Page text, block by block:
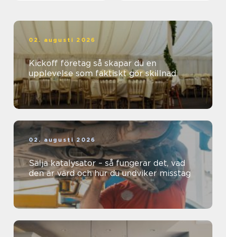
02. augusti 2026
Kickoff företag så skapar du en
upplevelse som faktiskt gör skillnad
02. augusti 2026
Sälja katalysator – så fungerar det, vad
den är värd och hur du undviker misstag